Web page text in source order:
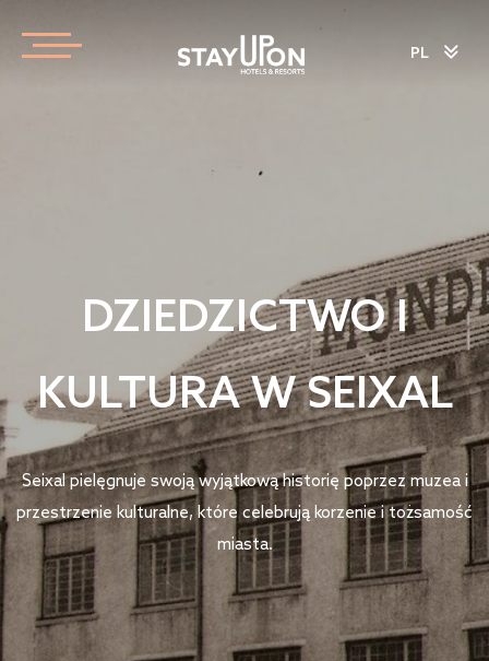
PL
DZIEDZICTWO I
KULTURA W SEIXAL
Seixal pielęgnuje swoją wyjątkową historię poprzez muzea i
przestrzenie kulturalne, które celebrują korzenie i tożsamość
miasta.